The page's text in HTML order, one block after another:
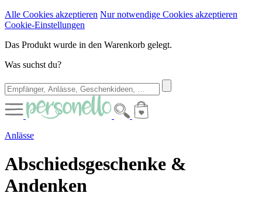
Alle Cookies akzeptieren Nur notwendige Cookies akzeptieren
Cookie-Einstellungen
Das Produkt wurde in den Warenkorb gelegt.
Was suchst du?
Anlässe
Abschiedsgeschenke &
Andenken